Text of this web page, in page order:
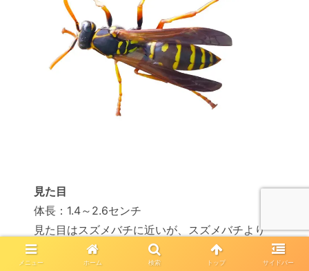
見た目
体長：1.4～2.6センチ
見た目はスズメバチに近いが、スズメバチより
細身で小さい
メニュー ホーム 検索 トップ サイドバー